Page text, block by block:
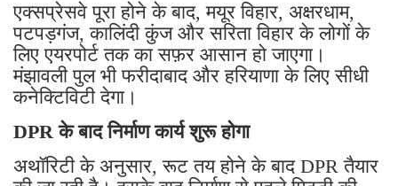
एक्सप्रेसवे पूरा होने के बाद, मयूर विहार, अक्षरधाम,
पटपड़गंज, कालिंदी कुंज और सरिता विहार के लोगों के
लिए एयरपोर्ट तक का सफ़र आसान हो जाएगा।
मंझावली पुल भी फरीदाबाद और हरियाणा के लिए सीधी
कनेक्टिविटी देगा।
DPR के बाद निर्माण कार्य शुरू होगा
अथॉरिटी के अनुसार, रूट तय होने के बाद DPR तैयार